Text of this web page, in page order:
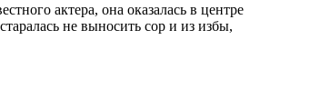
актера, она оказалась в центре
не выносить сор и из избы,